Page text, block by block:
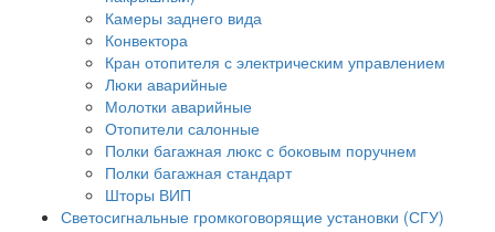
Камеры заднего вида
Конвектора
Кран отопителя с электрическим управлением
Люки аварийные
Молотки аварийные
Отопители салонные
Полки багажная люкс с боковым поручнем
Полки багажная стандарт
Шторы ВИП
Светосигнальные громкоговорящие установки (СГУ)